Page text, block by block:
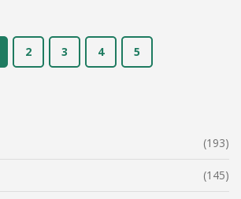
2 3 4 5
(193)
(145)